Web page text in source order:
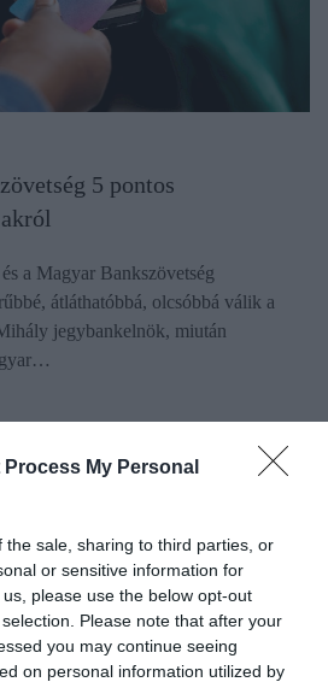
Process My Personal
the sale, sharing to third parties, or
or sensitive information for
please use the below opt-out
Please note that after your
you may continue seeing
on personal information utilized by
5 pontos
a Magyar Bankszövetség
átláthatóbbá, olcsóbbá válik a
jegybankelnök, miután